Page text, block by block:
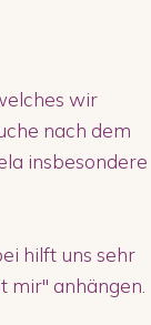
wir
nach dem
insbesondere
hilft uns sehr
mir" anhängen.